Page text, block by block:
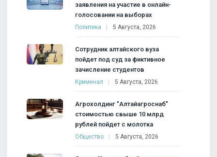
заявления на участие в онлайн-
голосовании на выборах
Политика 5 Августа, 2026
Сотрудник алтайского вуза
пойдет под суд за фиктивное
зачисление студентов
Криминал 5 Августа, 2026
Агрохолдинг "Алтайагроснаб"
стоимостью свыше 10 млрд
рублей пойдет с молотка
Общество 5 Августа, 2026